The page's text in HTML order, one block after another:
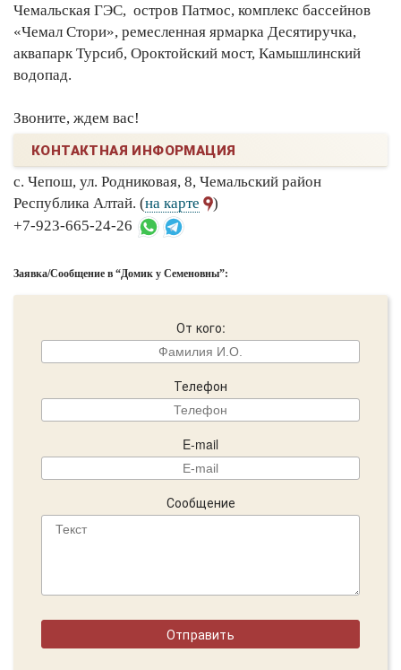
Чемальская ГЭС, остров Патмос, комплекс бассейнов
«Чемал Стори», ремесленная ярмарка Десятиручка,
аквапарк Турсиб, Ороктойский мост, Камышлинский
водопад.
Звоните, ждем вас!
КОНТАКТНАЯ ИНФОРМАЦИЯ
с. Чепош, ул. Родниковая, 8, Чемальский район
Республика Алтай. (на карте
)
+7-923-665-24-26
Заявка/Сообщение в “Домик у Семеновны”:
От кого:
Телефон
E-mail
Сообщение